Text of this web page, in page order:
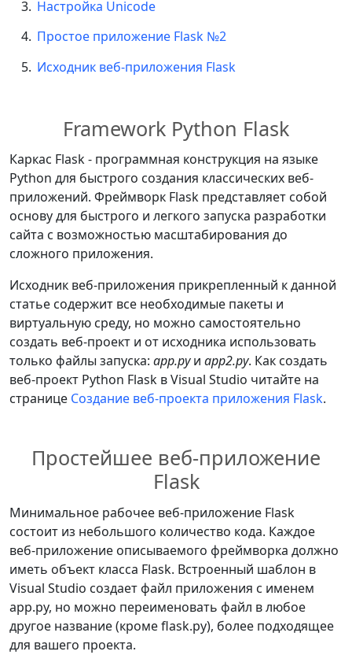
Настройка Unicode
Простое приложение Flask №2
Исходник веб-приложения Flask
Framework Python Flask
Каркас Flask - программная конструкция на языке
Python для быстрого создания классических веб-
приложений. Фреймворк Flask представляет собой
основу для быстрого и легкого запуска разработки
сайта с возможностью масштабирования до
сложного приложения.
Исходник веб-приложения прикрепленный к данной
статье содержит все необходимые пакеты и
виртуальную среду, но можно самостоятельно
создать веб-проект и от исходника использовать
только файлы запуска: app.pyи app2.py. Как создать
веб-проект Python Flask в Visual Studio читайте на
странице Создание веб-проекта приложения Flask.
Простейшее веб-приложение
Flask
Минимальное рабочее веб-приложение Flask
состоит из небольшого количество кода. Каждое
веб-приложение описываемого фреймворка должно
иметь объект класса Flask. Встроенный шаблон в
Visual Studio создает файл приложения с именем
app.py, но можно переименовать файл в любое
другое название (кроме flask.py), более подходящее
для вашего проекта.